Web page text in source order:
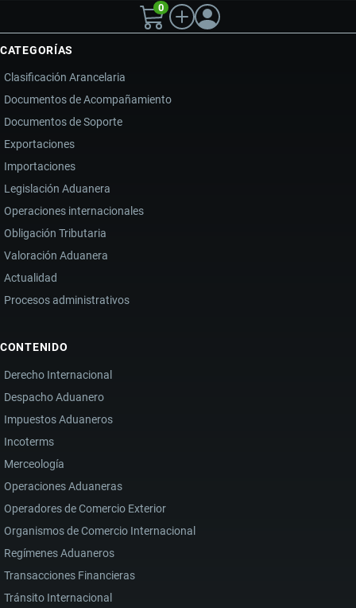
0
CATEGORÍAS
Clasificación Arancelaria
Documentos de Acompañamiento
Documentos de Soporte
Exportaciones
Importaciones
Legislación Aduanera
Operaciones internacionales
Obligación Tributaria
Valoración Aduanera
Actualidad
Procesos administrativos
CONTENIDO
Derecho Internacional
Despacho Aduanero
Impuestos Aduaneros
Incoterms
Merceología
Operaciones Aduaneras
Operadores de Comercio Exterior
Organismos de Comercio Internacional
Regímenes Aduaneros
Transacciones Financieras
Tránsito Internacional